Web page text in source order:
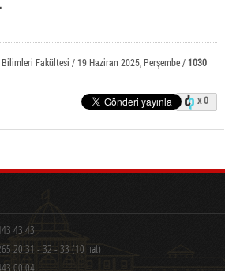
Fakültesi / 19 Haziran 2025, Perşembe /1030
x 0
43 43
20 31 - 32 - 33 (10 hat)
00 04